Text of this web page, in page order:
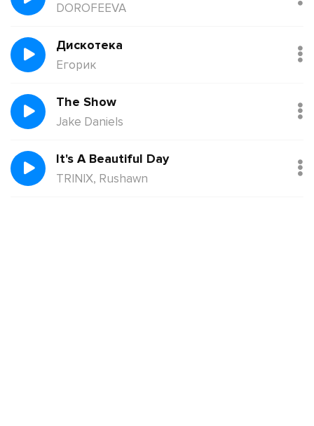
DOROFEEVA
Дискотека
Егорик
The Show
Jake Daniels
It's A Beautiful Day
TRINIX, Rushawn